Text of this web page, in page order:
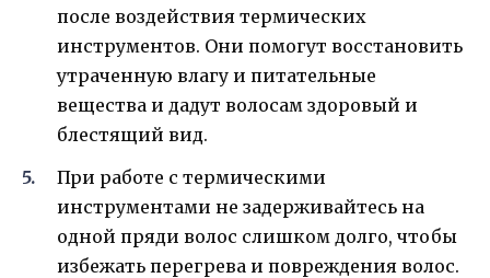
после воздействия термических
инструментов. Они помогут восстановить
утраченную влагу и питательные
вещества и дадут волосам здоровый и
блестящий вид.
При работе с термическими
инструментами не задерживайтесь на
одной пряди волос слишком долго, чтобы
избежать перегрева и повреждения волос.